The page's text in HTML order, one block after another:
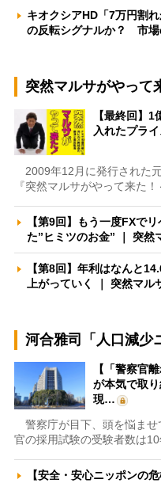
キオクシアHD「7万円割
の反転シグナルか？ 市
突然マルサがやって
【最終回】
入れたプラ
2009年12月に発行された
『突然マルサがやって来た
【第9回】もう一度FXで
た”ヒミツのお金” ｜ 突然
【第8回】年利はなんと
上がっていく ｜ 突然マ
河合雅司「人口減少
【「警察官
が本気で取
現…
警察庁が目下、頭を悩ませ
官の採用試験の受験者数は
【安全・安心ニッポンの